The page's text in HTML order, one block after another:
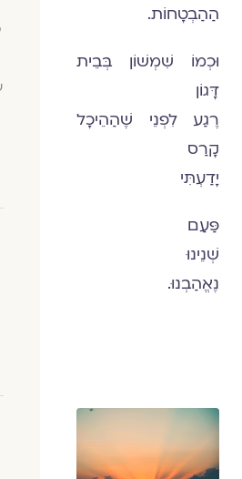
הַהַבְטָחוֹת.
וּכְמוֹ שִׁמְשׁוֹן בְּבֵית
דָּגוֹן
רֶגַע לִפְנֵי שֶׁהַהֵיכָל
קָרַס
יָדַעְתִּי
פַּעַם
שְׁנֵינוּ
נֶאֱהַבְנוּ.